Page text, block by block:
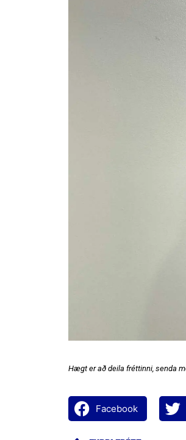
Hægt er að deila fréttinni, senda
Facebook